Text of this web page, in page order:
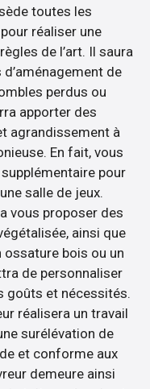
toutes les
réaliser une
de l’art. Il saura
de
perdus ou
apporter des
agrandissement à
En fait, vous
pour
salle de jeux.
vous proposer des
ainsi que
bois ou un
de personnaliser
goûts et nécessités.
réalisera un travail
surélévation de
et conforme aux
demeure ainsi